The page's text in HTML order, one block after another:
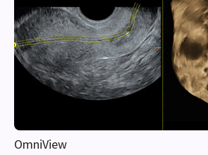
OmniView